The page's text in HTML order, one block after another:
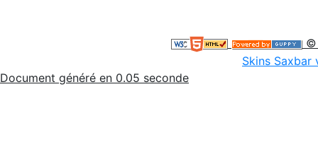
©
Skins Saxbar
Document généré en 0.05 seconde